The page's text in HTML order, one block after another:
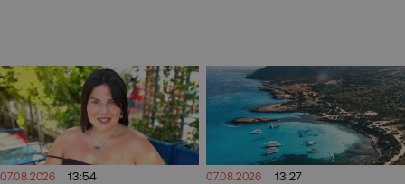
07.08.2026 13:54 07.08.2026 13:27